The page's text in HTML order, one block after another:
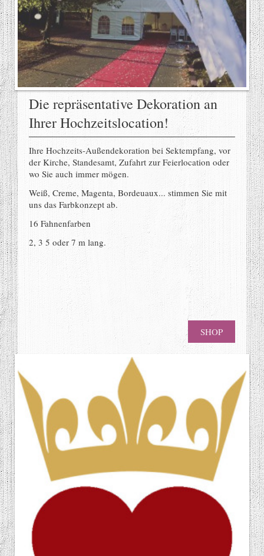
Die repräsentative Dekoration an
Ihrer Hochzeitslocation!
Ihre Hochzeits-Außendekoration bei Sektempfang, vor
der Kirche, Standesamt, Zufahrt zur Feierlocation oder
wo Sie auch immer mögen.
Weiß, Creme, Magenta, Bordeuaux... stimmen Sie mit
uns das Farbkonzept ab.
16 Fahnenfarben
2, 3 5 oder 7 m lang.
SHOP